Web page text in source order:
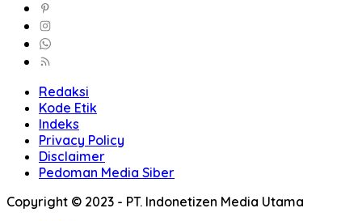
Redaksi
Kode Etik
Indeks
Privacy Policy
Disclaimer
Pedoman Media Siber
Copyright © 2023 - PT. Indonetizen Media Utama